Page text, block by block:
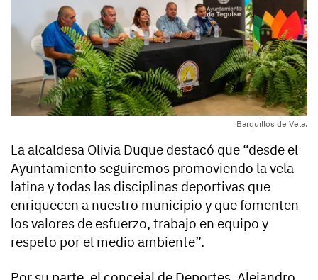
Barquillos de Vela.
La alcaldesa Olivia Duque destacó que “desde el
Ayuntamiento seguiremos promoviendo la vela
latina y todas las disciplinas deportivas que
enriquecen a nuestro municipio y que fomenten
los valores de esfuerzo, trabajo en equipo y
respeto por el medio ambiente”.